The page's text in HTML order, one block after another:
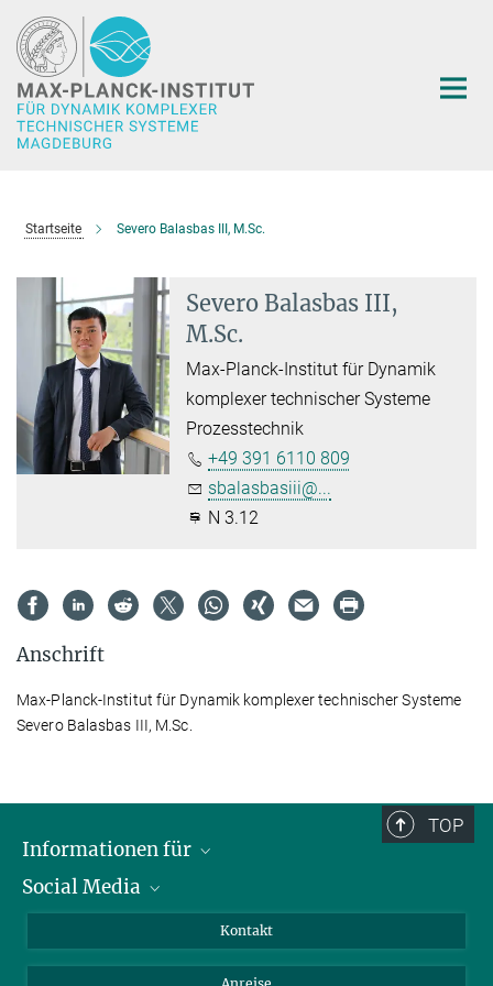
Hauptinhalt
Startseite Severo Balasbas III, M.Sc.
Severo Balasbas III,
M.Sc.
Max-Planck-Institut für Dynamik
komplexer technischer Systeme
Prozesstechnik
+49 391 6110 809
sbalasbasiii@...
N 3.12
Anschrift
Max-Planck-Institut für Dynamik komplexer technischer Systeme
Severo Balasbas III, M.Sc.
TOP
Informationen für
Wissenschaftlerinnen und Wissenschaftler
Bewerberinnen und Bewerber
Social Media
YouTube
Kontakt